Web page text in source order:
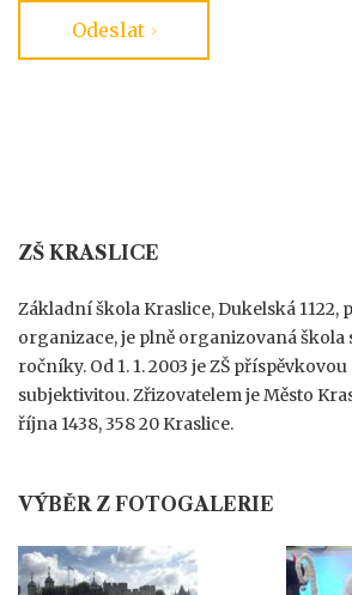
Odeslat
ZŠ KRASLICE
Základní škola Kraslice, Dukelská 1122,
organizace, je plně organizovaná
ročníky. Od 1. 1. 2003 je ZŠ
subjektivitou. Zřizovatelem je Město
října 1438, 358 20 Kraslice.
VÝBĚR Z FOTOGALERIE